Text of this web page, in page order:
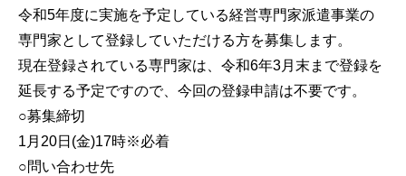
令和5年度に実施を予定している経営専門家派遣事業の
専門家として登録していただける方を募集します。
現在登録されている専門家は、令和6年3月末まで登録を
延長する予定ですので、今回の登録申請は不要です。
○募集締切
1月20日(金)17時※必着
○問い合わせ先